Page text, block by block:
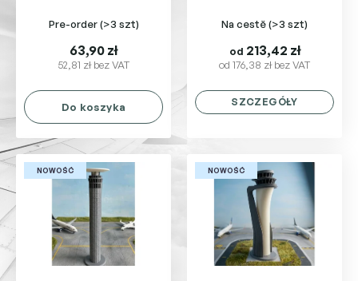
t
Pre-order(>3 szt)
52,81 zł bez VAT
63,90 zł
Do koszyka
Na cestě(>3 szt)
od 176,38 zł bez VAT
od 213,42 zł
SZCZEGÓŁY
NOWOŚĆ NOWOŚĆ